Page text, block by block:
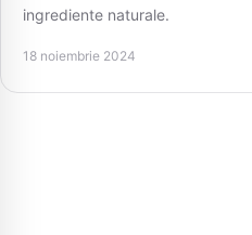
ingrediente naturale.
18 noiembrie 2024